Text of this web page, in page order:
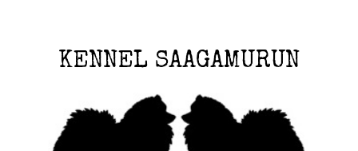
KENNEL SAAGAMURUN